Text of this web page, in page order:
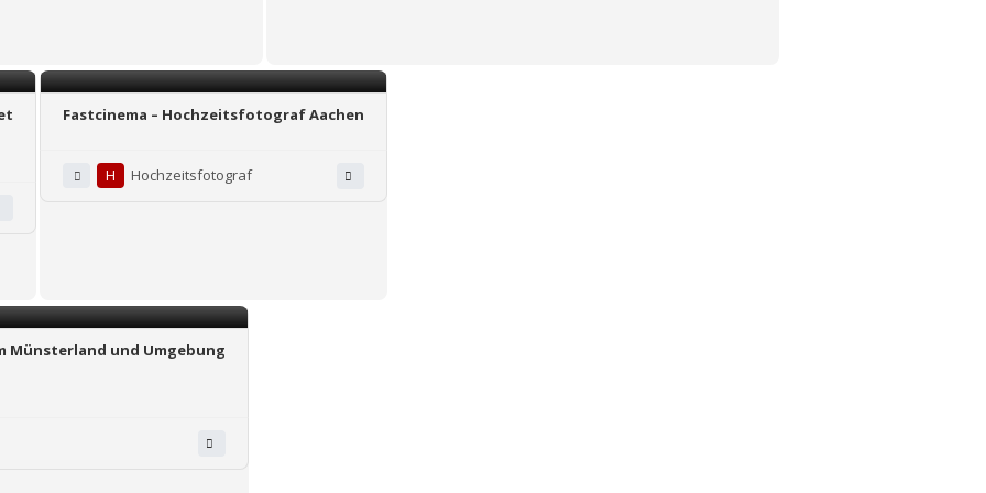
Fastcinema – Hochzeitsfotograf Aachen
H Hochzeitsfotograf
Münsterland und Umgebung